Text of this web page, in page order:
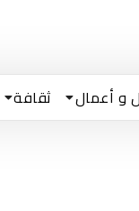
و أعمال ثقافة